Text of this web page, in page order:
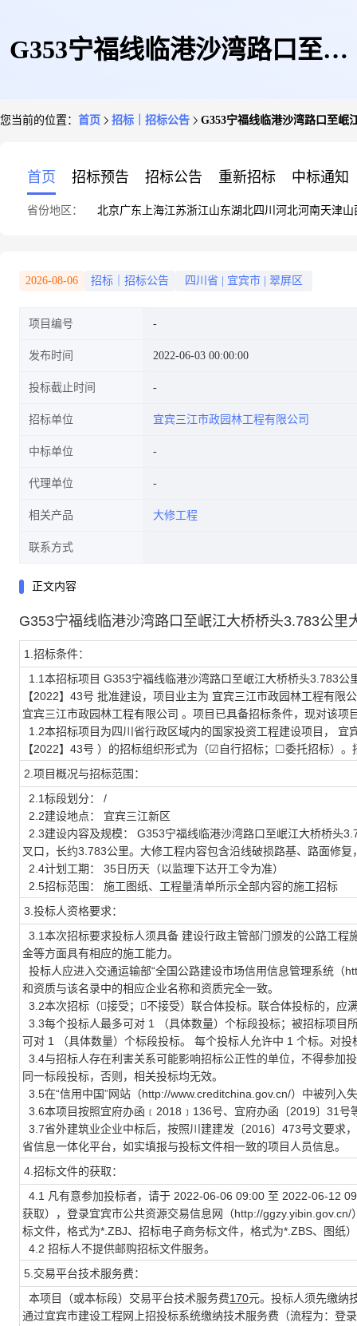
G353宁福线临港沙湾路口至岷
您当前的位置： 首页 招标｜招标公告 G353宁福线临港沙湾路口至岷
首页 招标预告 招标公告 重新招标 中标通知
省份地区： 北京广东 上海江苏浙江山东湖北四川 河北河南天津山
2026-08-06 招标｜招标公告 四川省 宜宾市 翠屏区
项目编号
发布时间 2022-06-03 00:00:00
投标截止时间
招标单位 宜宾三江市政园林工程有限公司
中标单位
代理单位
相关产品 大修工程
联系方式
正文内容
G353宁福线临港沙湾路口至岷江大桥桥头3.783公里
1.招标条件：
1.1本招标项目 G353宁福线临港沙湾路口至岷江大桥桥头3.783
【2022】43号 批准建设，项目业主为 宜宾三江市政园林工程有
宜宾三江市政园林工程有限公司 。项目已具备招标条件，现对该项
1.2本招标项目为四川省行政区域内的国家投资工程建设项目，
【2022】43号 ）的招标组织形式为（☑自行招标；☐委托招标）
2.项目概况与招标范围：
2.1标段划分： /
2.2建设地点： 宜宾三江新区
2.3建设内容及规模： G353宁福线临港沙湾路口至岷江大桥桥头
叉口，长约3.783公里。大修工程内容包含沿线破损路基、路面修
2.4计划工期： 35日历天（以监理下达开工令为准）
2.5招标范围： 施工图纸、工程量清单所示全部内容的施工招标
3.投标人资格要求：
3.1本次招标要求投标人须具备 建设行政主管部门颁发的公路工
金等方面具有相应的施工能力。
投标人应进入交通运输部“全国公路建设市场信用信息管理系统（
和资质与该名录中的相应企业名称和资质完全一致。
3.2本次招标（接受；不接受）联合体投标。联合体投标的，应
3.3每个投标人最多可对 1 （具体数量）个标段投标；被招标项目
可对 1 （具体数量）个标段投标。 每个投标人允许中 1 个标。对
3.4与招标人存在利害关系可能影响招标公正性的单位，不得参加
同一标段投标，否则，相关投标均无效。
3.5在“信用中国”网站（http://www.creditchina.gov.cn/）中被列入
3.6本项目按照宜府办函﹝2018﹞136号、宜府办函〔2019〕31号
3.7省外建筑业企业中标后，按照川建建发〔2016〕473号文要求
省信息一体化平台，如实填报与投标文件相一致的项目人员信息。
4.招标文件的获取：
4.1 凡有意参加投标者，请于 2022-06-06 09:00 至 2022-06-12
获取），登录宜宾市公共资源交易信息网（http://
标文件，格式为*.ZBJ、招标电子商务标文件，格式为*.ZBS、图纸
4.2 招标人不提供邮购招标文件服务。
5.交易平台技术服务费：
本项目（或本标段）交易平台技术服务费170元。投标人须先缴纳
通过宜宾市建设工程网上招投标系统缴纳技术服务费（流程为：